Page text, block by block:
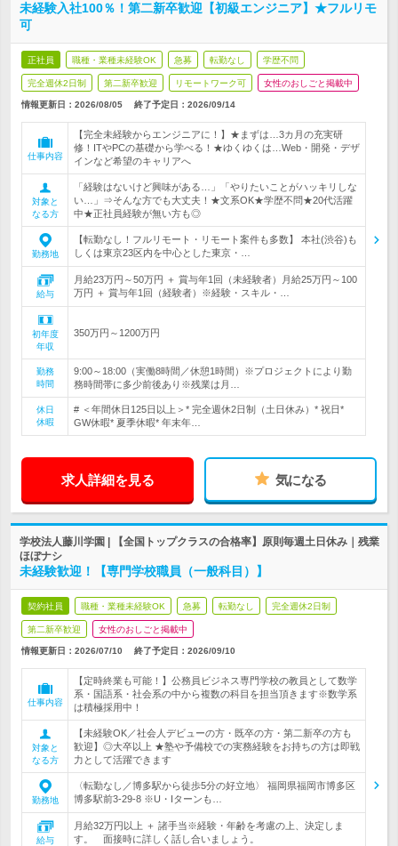
未経験入社100％！第二新卒歓迎【初級エンジニア】★フルリモ
可
正社員 職種・業種未経験OK 急募 転勤なし 学歴不問
完全週休2日制 第二新卒歓迎 リモートワーク可 女性のおしごと掲載中
情報更新日：2026/08/05 終了予定日： 2026/09/14
仕事内容
【完全未経験からエンジニアに！】★まずは…3カ月の充実研
修！ITやPCの基礎から学べる！★ゆくゆくは…Web・開発・デザ
インなど希望のキャリアへ
対象と
なる方
「経験はないけど興味がある…」「やりたいことがハッキリしな
い…」⇒そんな方でも大丈夫！★文系OK★学歴不問★20代活躍
中★正社員経験が無い方も◎
勤務地
【転勤なし！フルリモート・リモート案件も多数】 本社(渋谷)も
しくは東京23区内を中心とした東京・…
給与
月給23万円～50万円 ＋ 賞与年1回（未経験者）月給25万円～100
万円 ＋ 賞与年1回（経験者）※経験・スキル・…
初年度
年収
350万円～1200万円
勤務
時間
9:00～18:00（実働8時間／休憩1時間）※プロジェクトにより勤
務時間帯に多少前後あり※残業は月…
休日
休暇
# ＜年間休日125日以上＞* 完全週休2日制（土日休み）* 祝日*
GW休暇* 夏季休暇* 年末年…
求人詳細を見る 気になる
学校法人藤川学園 | 【全国トップクラスの合格率】原則毎週土日休み｜残業
ほぼナシ
未経験歓迎！【専門学校職員（一般科目）】
契約社員 職種・業種未経験OK 急募 転勤なし 完全週休2日制
第二新卒歓迎 女性のおしごと掲載中
情報更新日：2026/07/10 終了予定日： 2026/09/10
仕事内容
【定時終業も可能！】公務員ビジネス専門学校の教員として数学
系・国語系・社会系の中から複数の科目を担当頂きます※数学系
は積極採用中！
対象と
なる方
【未経験OK／社会人デビューの方・既卒の方・第二新卒の方も
歓迎】◎大卒以上 ★塾や予備校での実務経験をお持ちの方は即戦
力として活躍できます
勤務地
〈転勤なし／博多駅から徒歩5分の好立地〉 福岡県福岡市博多区
博多駅前3-29-8 ※U・Iターンも…
給与
月給32万円以上 ＋ 諸手当※経験・年齢を考慮の上、決定しま
す。 面接時に詳しく話し合いましょう。